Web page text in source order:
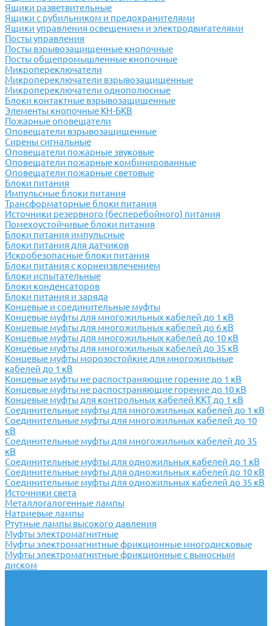
Ящики разветвительные
Ящики с рубильником и предохранителями
Ящики управления освещением и электродвигателями
Посты управления
Посты взрывозащищенные кнопочные
Посты общепромышленные кнопочные
Микропереключатели
Микропереключатели взрывозащищенные
Микропереключатели однополюсные
Блоки контактные взрывозащищенные
Элементы кнопочные КН-БКВ
Пожарные оповещатели
Оповещатели взрывозащищенные
Сирены сигнальные
Оповещатели пожарные звуковые
Оповещатели пожарные комбинированные
Оповещатели пожарные световые
Блоки питания
Импульсные блоки питания
Трансформаторные блоки питания
Источники резервного (бесперебойного) питания
Помехоустойчивые блоки питания
Блоки питания импульсные
Блоки питания для датчиков
Искробезопасные блоки питания
Блоки питания с корнеизвлечением
Блоки испытательные
Блоки конденсаторов
Блоки питания и заряда
Концевые и соединительные муфты
Концевые муфты для многожильных кабелей до 1 кВ
Концевые муфты для многожильных кабелей до 6 кВ
Концевые муфты для многожильных кабелей до 10 кВ
Концевые муфты для многожильных кабелей до 35 кВ
Концевые муфты морозостойкие для многожильные
кабелей до 1 кВ
Концевые муфты не распостраняющие горение до 1 кВ
Концевые муфты не распостраняющие горение до 10 кВ
Концевые муфты для контрольных кабелей ККТ до 1 кВ
Соединительные муфты для многожильных кабелей до 1 кВ
Соединительные муфты для многожильных кабелей до 10
кВ
Соединительные муфты для многожильных кабелей до 35
кВ
Соединительные муфты для одножильных кабелей до 1 кВ
Соединительные муфты для одножильных кабелей до 10 кВ
Соединительные муфты для одножильных кабелей до 35 кВ
Источники света
Металлогалогенные лампы
Натриевые лампы
Ртутные лампы высокого давления
Муфты электромагнитные
Муфты электромагнитные фрикционные многодисковые
Муфты электромагнитные фрикционные с выносным
диском